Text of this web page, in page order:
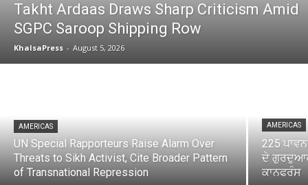
Takht Ardaas Draws Sharp Criticism Amid
SGPC Saroop Shipping Row
KhalsaPress - August 5, 2026
AMERICAS
UN Special Rapporteurs Raise Alarm Over
Threats to Sikh Activist, Cite Broader Pattern
of Transnational Repression
AMERICAS
225
ਦੇ
ਕਾਨਫਰੰਸ